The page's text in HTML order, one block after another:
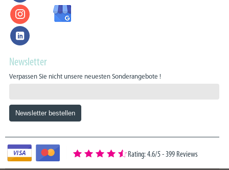
Newsletter
Verpassen Sie nicht unsere neuesten Sonderangebote !
Rating: 4.6/5-399 Reviews